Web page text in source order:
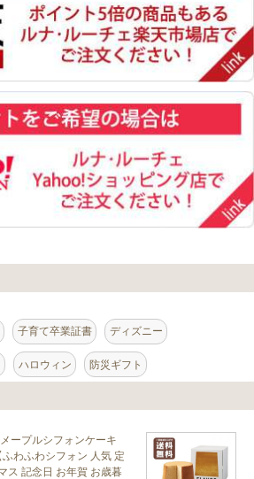
子育て卒業証書 ディズニー
ハロウィン 防災ギフト
ープルシフォンケーキ
わふわシフォン 人気 定
ス 記念日 お年賀 お歳暮